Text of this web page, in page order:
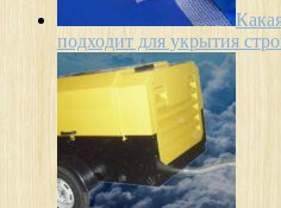
подходит для укрытия